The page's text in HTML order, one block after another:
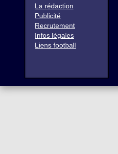
La rédaction
Publicité
Recrutement
Infos légales
Liens football